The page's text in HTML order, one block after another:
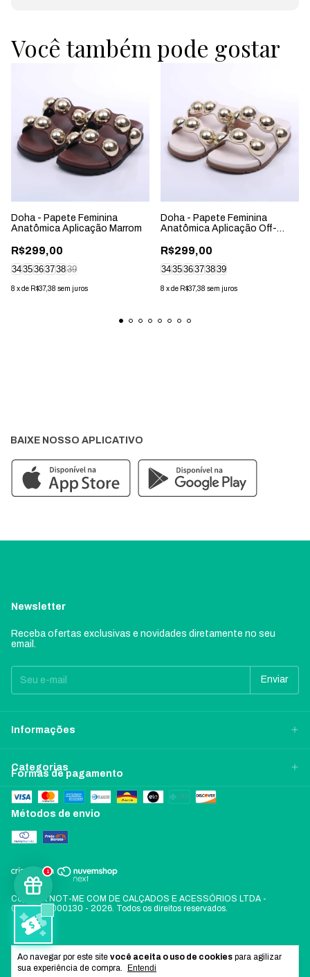
1
Ao navegar por este site você aceita o uso de cookies para agilizar
sua experiência de compra.
Entendi
Você também pode gostar
Doha - Papete Feminina
Anatômica Aplicação Marrom
R$299,00
343536373839
8 xde R$37,38 sem juros
Doha - Papete Feminina
Anatômica Aplicação Off-
R$299,00
343536373839
8 xde R$37,38 sem juros
BAIXE NOSSO APLICATIVO
Newsletter
Receba ofertas exclusivas e novidades diretamente no seu
email.
Informações
Categorias
Formas de pagamento
Métodos de envio
Copyright NOT-ME COM DE CALÇADOS E ACESSÓRIOS LTDA -
06197478000130 - 2026. Todos os direitos reservados.